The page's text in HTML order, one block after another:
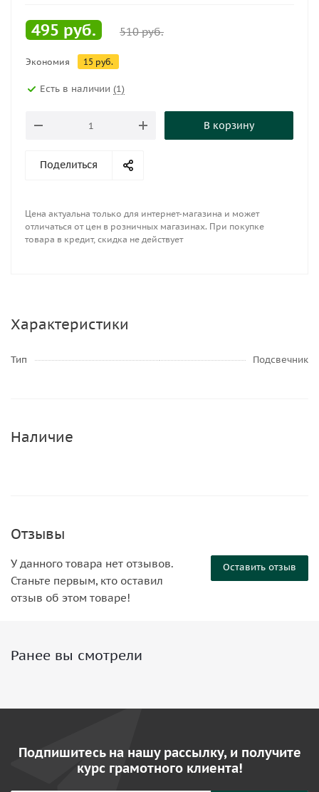
495 руб. 510руб.
Экономия 15 руб.
Есть в наличии (1)
В корзину
Поделиться
Цена актуальна только для интернет-магазина и может
отличаться от цен в розничных магазинах. При покупке
товара в кредит, скидка не действует
Характеристики
Тип Подсвечник
Наличие
Отзывы
Оставить отзыв
У данного товара нет отзывов.
Станьте первым, кто оставил
отзыв об этом товаре!
Ранее вы смотрели
Подпишитесь на нашу рассылку, и получите
курс грамотного клиента!